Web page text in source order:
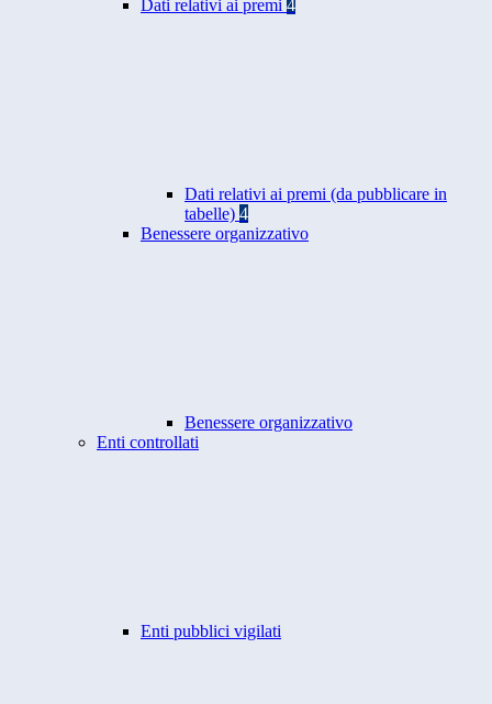
Dati relativi ai premi 4
Dati relativi ai premi (da pubblicare in
tabelle) 4
Benessere organizzativo
Benessere organizzativo
Enti controllati
Enti pubblici vigilati